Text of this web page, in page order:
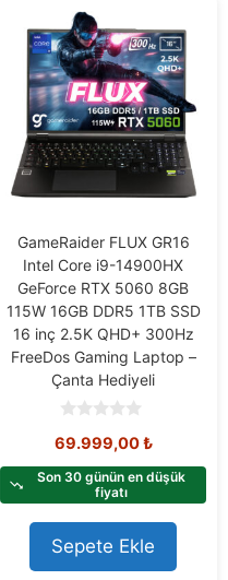
GameRaider FLUX GR16
Intel Core i9-14900HX
GeForce RTX 5060 8GB
115W 16GB DDR5 1TB SSD
16 inç 2.5K QHD+ 300Hz
FreeDos Gaming Laptop –
Çanta Hediyeli
o
t
f
5
69.999,00₺
Son 30 günün en düşük
fiyatı
Sepete Ekle